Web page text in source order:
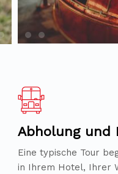
Abholung und
Eine typische Tour
in Ihrem Hotel, Ihrer